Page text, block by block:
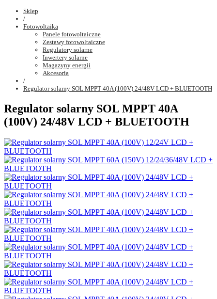
Sklep
/
Fotowoltaika
Panele fotowoltaiczne
Zestawy fotowoltaiczne
Regulatory solarne
Inwertery solarne
Magazyny energii
Akcesoria
/
Regulator solarny SOL MPPT 40A (100V) 24/48V LCD + BLUETOOTH
Regulator solarny SOL MPPT 40A
(100V) 24/48V LCD + BLUETOOTH